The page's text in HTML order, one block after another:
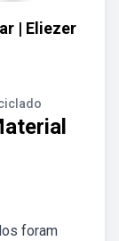
| Eliezer
foram